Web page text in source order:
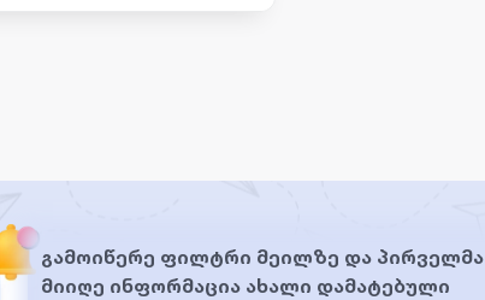
გამოიწერე ფილტრი მეილზე და პირველმა
მიიღე ინფორმაცია ახალი დამატებული